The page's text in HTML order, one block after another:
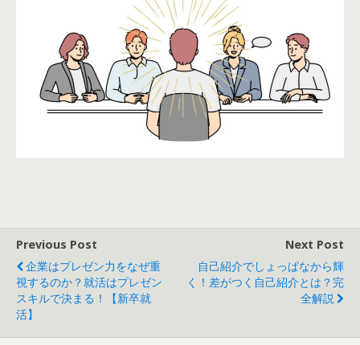
Previous Post
企業はプレゼン力をなぜ重
視するのか？就活はプレゼン
スキルで決まる！【新卒就
活】
Next Post
自己紹介でしょっぱなから輝
く！差がつく自己紹介とは？完
全解説